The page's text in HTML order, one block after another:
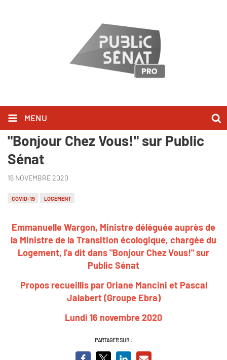
MENU
Emmanuelle Wargon l'a dit dans
"Bonjour Chez Vous!" sur Public
Sénat
16 NOVEMBRE 2020
COVID-19 LOGEMENT
Emmanuelle Wargon, Ministre déléguée auprès de
la Ministre de la Transition écologique, chargée du
Logement, l'a dit dans "Bonjour Chez Vous!" sur
Public Sénat
Propos recueillis par Oriane Mancini et Pascal
Jalabert (Groupe Ebra)
Lundi 16 novembre 2020
PARTAGER SUR :